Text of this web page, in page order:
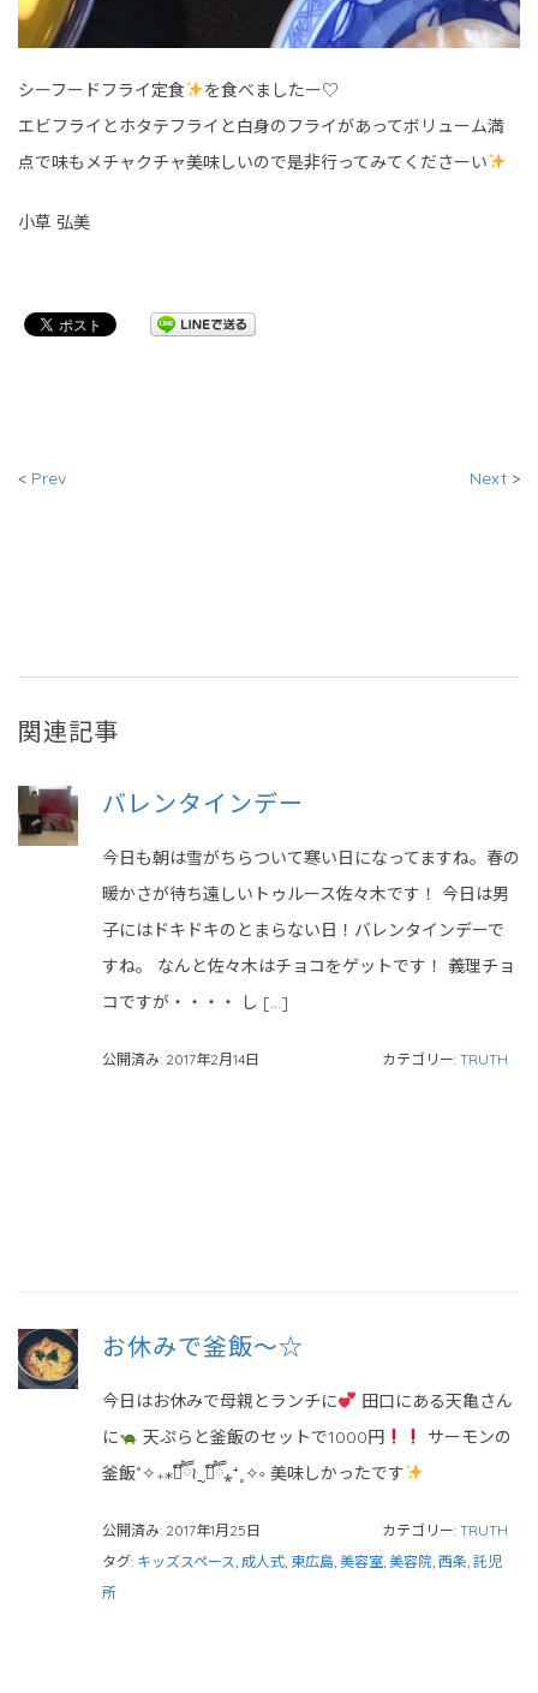
シーフードフライ定食
を食べましたー♡
エビフライとホタテフライと白身のフライがあってボリューム満
点で味もメチャクチャ美味しいので是非行ってみてくださーい
小草 弘美
< Prev Next >
関連記事
バレンタインデー
今日も朝は雪がちらついて寒い日になってますね。春の
暖かさが待ち遠しいトゥルース佐々木です！ 今日は男
子にはドキドキのとまらない日！バレンタインデーで
すね。 なんと佐々木はチョコをゲットです！ 義理チョ
コですが・・・・ し […]
公開済み: 2017年2月14日 カテゴリー: TRUTH
お休みで釜飯〜☆
今日はお休みで母親とランチに
田口にある天亀さん
に
天ぷらと釜飯のセットで1000円
サーモンの
釜飯˚✧₊⁎❝᷀ົཽ≀ˍ̮ ❝᷀ົཽ⁎⁺˳✧༚ 美味しかったです
公開済み: 2017年1月25日 カテゴリー: TRUTH
タグ: キッズスペース 成人式 東広島 美容室 美容院 西条 託児
所